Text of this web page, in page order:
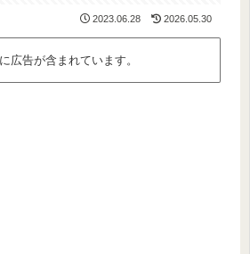
2023.06.28 2026.05.30
広告が含まれています。